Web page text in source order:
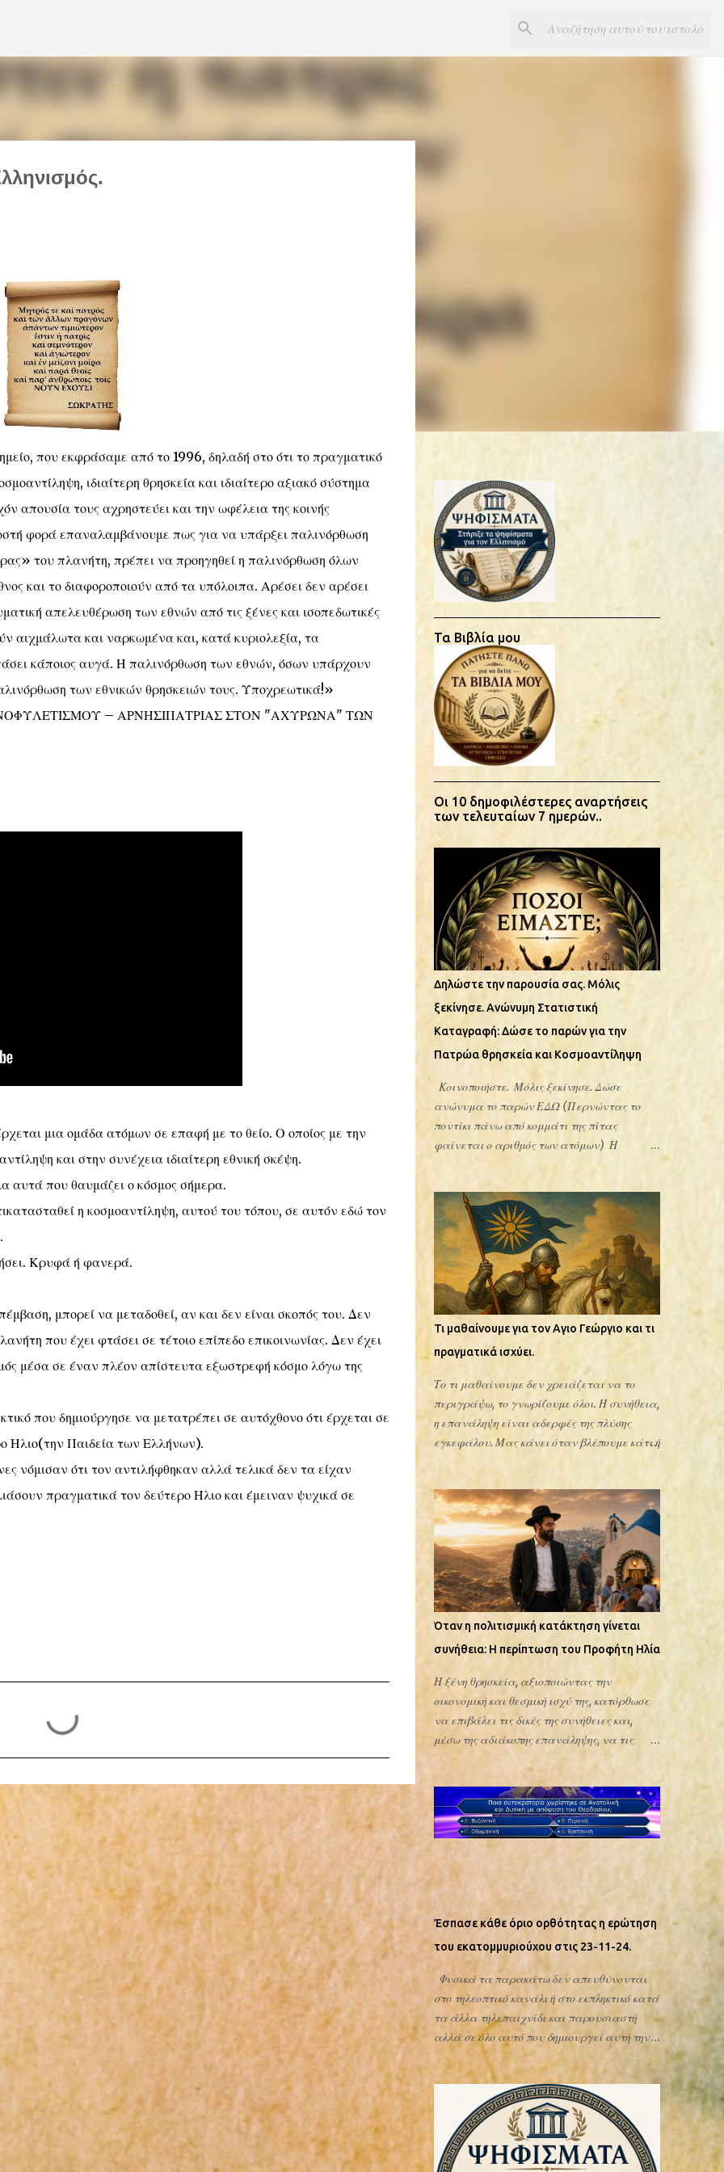
που εκφράσαμε από το 1996, δηλαδή στο ότι το πραγματικό
ιδιαίτερη θρησκεία και ιδιαίτερο αξιακό σύστημα
απουσία τους αχρηστεύει και την ωφέλεια της κοινής
φορά επαναλαμβάνουμε πως για να υπάρξει παλινόρθωση
του πλανήτη, πρέπει να προηγηθεί η παλινόρθωση όλων
και το διαφοροποιούν από τα υπόλοιπα. Αρέσει δεν αρέσει
απελευθέρωση των εθνών από τις ξένες και ισοπεδωτικές
αιχμάλωτα και ναρκωμένα και, κατά κυριολεξία, τα
κάποιος αυγά. Η παλινόρθωση των εθνών, όσων υπάρχουν
των εθνικών θρησκειών τους. Υποχρεωτικά!»
– ΑΡΝΗΣΙΠΑΤΡΙΑΣ ΣΤΟΝ "ΑΧΥΡΩΝΑ" ΤΩΝ
μια ομάδα ατόμων σε επαφή με το θείο. Ο οποίος με την
και στην συνέχεια ιδιαίτερη εθνική σκέψη.
αυτά που θαυμάζει ο κόσμος σήμερα.
η κοσμοαντίληψη, αυτού του τόπου, σε αυτόν εδώ τον
Κρυφά ή φανερά.
μπορεί να μεταδοθεί, αν και δεν είναι σκοπός του. Δεν
που έχει φτάσει σε τέτοιο επίπεδο επικοινωνίας. Δεν έχει
μέσα σε έναν πλέον απίστευτα εξωστρεφή κόσμο λόγω της
που δημιούργησε να μετατρέπει σε αυτόχθονο ότι έρχεται σε
Ηλιο(την Παιδεία των Ελλήνων).
νόμισαν ότι τον αντιλήφθηκαν αλλά τελικά δεν τα είχαν
πραγματικά τον δεύτερο Ηλιο και έμειναν ψυχικά σε
Τα Βιβλία μου
Οι 10 δημοφιλέστερες αναρτήσεις
των τελευταίων 7 ημερών..
Δηλώστε την παρουσία σας. Μόλις
ξεκίνησε. Ανώνυμη Στατιστική
Καταγραφή: Δώσε το παρών για την
Πατρώα θρησκεία και Κοσμοαντίληψη
Κοινοποιήστε. Μόλις ξεκίνησε. Δώσε
ανώνυμα το παρών ΕΔΩ (Περνώντας το
ποντίκι πάνω από κομμάτι της πίτας
φαίνεται ο αριθμός των ατόμων) Η
λογαριασμός μας Google. Σημείωση για
όσους ψηφίζουν από κινητό: Αν μόλις
πατήσετε το link σάς ζητήσει κωδικό Google,
σημαίνει ότι το κινητό σας άνοιξε τη σελίδα
μέσα από προσωρινό παράθυρο. Για να
ψηφίσετε με δύο κλικ χωρίς να γράψετε
τίποτα, ούτε κωδικό, πατήστε τις τρεις
τελείες επάνω δεξιά στην οθόνη σας και
επιλέξτε «Άνοιγμα στον Chrome» (ή στον
Safari/πλοηγό) ή άνοιγμα με Samsung ή
άλλο . Έτσι η Google θα σας αναγνωρίσει
αμέσως! Μέσα σε λίγη ώρα, η ανάρτηση για
την καταγραφή της κοινότητάς μας έφτασε
φόβος και δισταγμός. Είστε 100% αόρατοι:
Η ψηφοφορία γίνεται μέσω Google Forms
με τις πιο αυστηρές ρυθμίσεις ανωνυμίας.
Κανείς δεν βλέπει ούτε email, ούτε ποιος
πάτη...
Τι μαθαίνουμε για τον Αγιο Γεώργιο και τι
πραγματικά ισχύει.
Το τι μαθαίνουμε δεν χρειάζεται να το
περιγράψω, το γνωρίζουμε όλοι. Η συνήθεια,
η επανάληψη είναι αδερφές της πλύσης
εγκεφάλου. Μας κάνει όταν βλέπουμε κάτι ή
έχουν μάθει. Η ιστορία
με το δράκο είναι ένα χριστιανικό "θαύμα"
ή μια επιπλέον προσπάθεια εκμετάλλευσης
του ελληνισμού; Μέχρι τον 12ο αιώνα
εικονιζόταν πεζός ή όχι; Το πρόσθεσαν ή δεν
το πρόσθεσαν τον 12ο αιώνα; Αναφερόταν
πριν τον 12ο αιώνα στους βίους, του αγίου, ο
δράκος; Πιθανότατα βρήκαν κάποια
έγγραφη μαρτυρία. Μια από τις πολλές που
έχουν ανακαλύψει και επιστημονικώς
τεκμηριώσει. Δηλαδή αρχαιολογική
χρονολόγηση και άλλα ή απλά το πρόσθεσαν
αυθαίρετα όπως έχουν προσθέσει και τα
περισσότερα; Διαβάστε τώρα τι ψέλνουν
στου αγίου Γεωργίου: Στους
«Χαιρετισμούς» του αγίου Γεωργίου ...
Όταν η πολιτισμική κατάκτηση γίνεται
συνήθεια: Η περίπτωση του Προφήτη Ηλία
Η ξένη θρησκεία, αξιοποιώντας την
οικονομική και θεσμική ισχύ της, κατόρθωσε
να επιβάλει τις δικές της συνήθειες και,
μέσω της αδιάκοπης επανάληψης, να τις
παρουσιάσει ως αυτονόητες. Ο ανθρώπινος
εγκέφαλος δύσκολα απορρίπτει ό,τι έχει
συνηθίσει. Αντιθέτως, αναζητά
επιχειρήματα για να υπερασπιστεί τη
συνήθεια που τον ελέγχει. Έτσι, κάθε
λοιπόν, ακόμη μία προσπάθεια: Ηλίας:
ελληνική απόδοση του εβραϊκού ονόματος
Ελιγιαχού (אֵלִיָּהוּ), το οποίο σημαίνει «ο
Θεός μου είναι ο Γιαχβέ». Προφήτης του
Ισραήλ και της εβραϊκής θρησκευτικής
παραδόσεως. Ας το επαναλάβουμε:
Προφήτης της εβραϊκής θρησκευτικής
παραδόσεως. Και όμως, σήμερα, χιλιάδες
Έλληνες γιορτάζουν και τιμούν ως δικό τους
άγιο έναν προφήτη του αρχαίου Ισραήλ,
χωρίς καν να αναρωτιούνται τι σημαίνει το
ίδιο του το όνομα. Αυτή είναι ίσως η πιο
ολοκληρωμένη μορφή πολιτισμικής
κατακτήσεως: ο κατακτημένος λαός να τιμά
Έσπασε κάθε όριο ορθότητας η ερώτηση
του εκατομμυριούχου στις 23-11-24.
Φυσικά τα παρακάτω δεν απευθύνονται
στο τηλεοπτικό κανάλι ή στο εκπληκτικό κατά
τα άλλα τηλεπαιχνίδι και παρουσιαστή
αλλά σε όλο αυτό που δημιουργεί αυτή την
ψευδή (περί σχέσης χριστιανισμού
Ελληνισμού) κοινωνική ορθότητα που
απλώνεται και διαβάλει και που
πιθανότατα έφτασε και σε αυτόν-ην που
δημιούργησε αυτή την ερώτηση. Η σωστή
απάντηση είναι ότι η Ρωμαϊκή